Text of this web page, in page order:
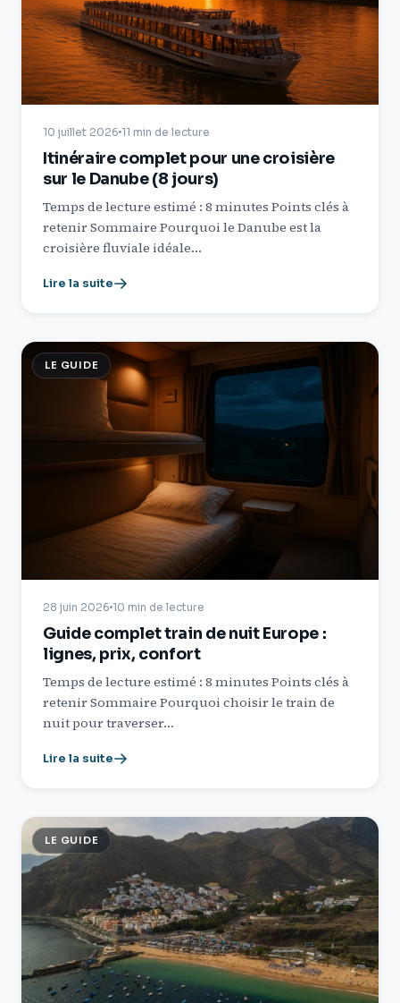
10 juillet 2026 11 min de lecture
Itinéraire complet pour une croisière
sur le Danube (8 jours)
Temps de lecture estimé : 8 minutes Points clés à
retenir Sommaire Pourquoi le Danube est la
croisière fluviale idéale…
Lire la suite
LE GUIDE
28 juin 2026 10 min de lecture
Guide complet train de nuit Europe :
lignes, prix, confort
Temps de lecture estimé : 8 minutes Points clés à
retenir Sommaire Pourquoi choisir le train de
nuit pour traverser…
Lire la suite
LE GUIDE